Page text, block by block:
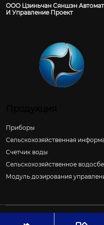
ООО Цзиньчан Сяншэн
И Управление Проект
Приборы
Сельскохозяйственная
Счетчик воды
Сельскохозяйственное
Модуль дозирования